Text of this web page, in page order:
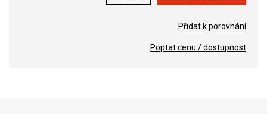
Přidat k porovnání
Poptat cenu / dostupnost